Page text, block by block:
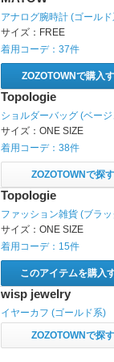
アナログ腕時計 (ゴール
サイズ： FREE
着用コーデ： 37件
ZOZOTOWNで購入
Topologie
ショルダーバッグ (ベー
サイズ： ONE SIZE
着用コーデ： 38件
ZOZOTOWNで探す
Topologie
ファッション雑貨 (ブラ
サイズ： ONE SIZE
着用コーデ： 15件
このアイテムを購入
wisp jewelry
イヤーカフ (ゴールド系)
ZOZOTOWNで探す